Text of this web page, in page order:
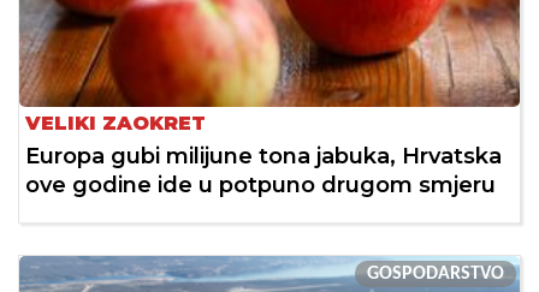
VELIKI ZAOKRET
Europa gubi milijune tona jabuka, Hrvatska
ove godine ide u potpuno drugom smjeru
GOSPODARSTVO